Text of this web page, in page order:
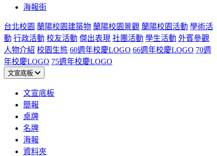
海報街
台北校園 蘭陽校園建築物 蘭陽校園景觀 蘭陽校園活動 學術活
動 行政活動 校友活動 傑出表現 社團活動 學生活動 外賓參觀
人物介紹 校園生態 60週年校慶LOGO 66週年校慶LOGO 70週
年校慶LOGO 75週年校慶LOGO
文宣底板
文宣底板
簡報
桌牌
名牌
海報
資料夾